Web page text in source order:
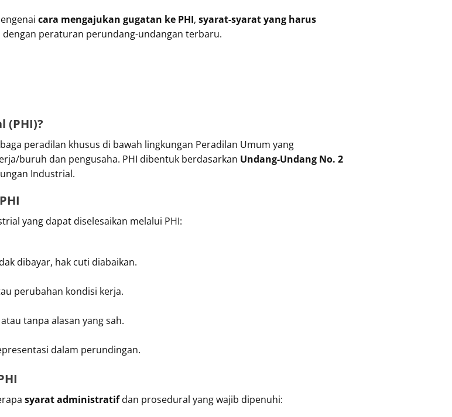
cara mengajukan gugatan ke PHI, syarat-syarat yang harus
dengan peraturan perundang-undangan terbaru.
(PHI)?
peradilan khusus di bawah lingkungan Peradilan Umum yang
buruh dan pengusaha. PHI dibentuk berdasarkan Undang-Undang No. 2
Industrial.
yang dapat diselesaikan melalui PHI:
dibayar, hak cuti diabaikan.
perubahan kondisi kerja.
tanpa alasan yang sah.
dalam perundingan.
syarat administratifdan prosedural yang wajib dipenuhi: